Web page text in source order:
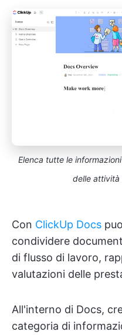
Elenca tutte le
delle attività
Con ClickUp Docs
condividere
di flusso di lavoro,
valutazioni delle
All'interno di Docs,
categoria di